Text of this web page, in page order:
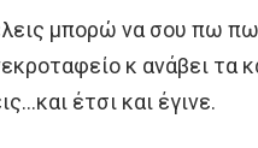
μπορώ να σου πω
κ ανάβει τα
έτσι και έγινε.